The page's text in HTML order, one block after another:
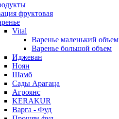
фруктовая
Vital
Варенье маленький объем
Варенье большой объем
Иджеван
Ноян
Шамб
Сады Арагаца
Агроянс
KERAKUR
Варга - Фуд